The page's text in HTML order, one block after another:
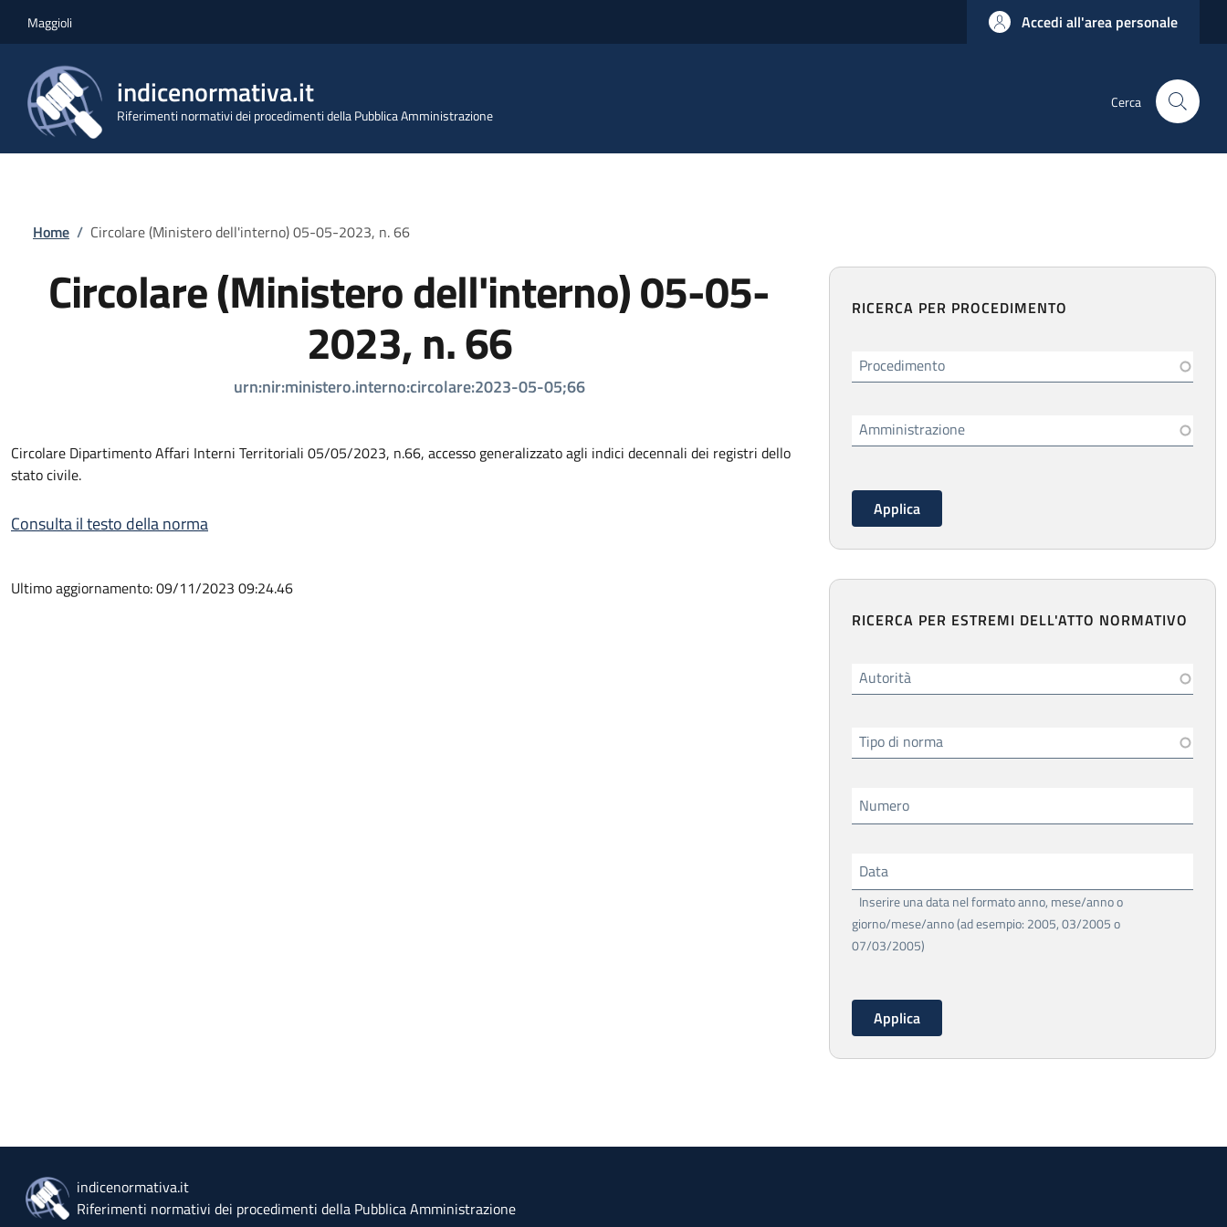
Maggioli Accedi all'area personale
indicenormativa.it
Riferimenti normativi dei procedimenti della Pubblica Amministrazione
Cerca
Briciole di pane
Home / Circolare (Ministero dell'interno) 05-05-2023, n. 66
Circolare (Ministero dell'interno) 05-05-
2023, n. 66
urn:nir:ministero.interno:circolare:2023-05-05;66
Circolare Dipartimento Affari Interni Territoriali 05/05/2023, n.66, accesso generalizzato agli indici decennali dei registri dello
stato civile.
Consulta il testo della norma
Ultimo aggiornamento: 09/11/2023 09:24.46
RICERCA PER PROCEDIMENTO
Procedimento
Amministrazione
RICERCA PER ESTREMI DELL'ATTO NORMATIVO
Autorità
Tipo di norma
Numero
Data
Inserire una data nel formato anno, mese/anno o
giorno/mese/anno (ad esempio: 2005, 03/2005 o
07/03/2005)
indicenormativa.it
Riferimenti normativi dei procedimenti della Pubblica Amministrazione